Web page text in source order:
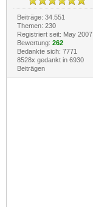
Beiträge: 34.551
Themen: 230
Registriert seit: May 2007
Bewertung: 262
Bedankte sich: 7771
8528x gedankt in 6930
Beiträgen